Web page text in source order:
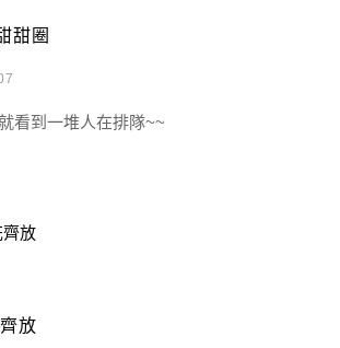
甜圈
看到一堆人在排隊~~
放